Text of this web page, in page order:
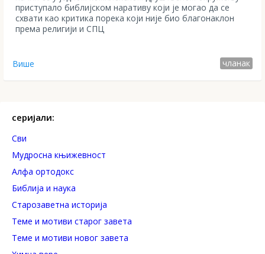
приступало библијском наративу који је могао да се
схвати као критика порека који није био благонаклон
према религији и СПЦ
Више чланак
серијали:
Сви
Mудросна књижевност
Алфа ортодокс
Библија и наука
Старозаветна историја
Теме и мотиви старог завета
Теме и мотиви новог завета